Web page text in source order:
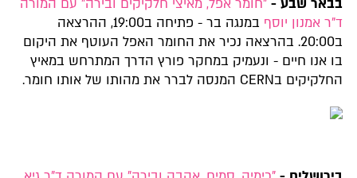
בבאר שבע - "חומר אפל, מאיצי חלקיקים ובירה" עם המורה
ד"ר אמנון יוסף
במנגה בר - פתיחה ב19:00, ההרצאה
ב20:00. בהרצאה נכיר את החומר האפל העוטף את היקום
בו אנו חיים - ונעמיק במחקר פורץ הדרך המתרחש במאיץ
החלקיקים בCERN המנסה לברר את מהותו של אותו חומר.